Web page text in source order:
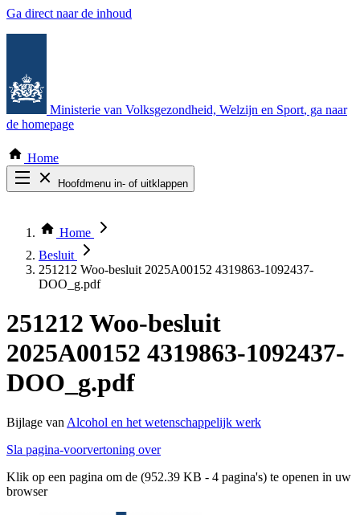
Ga direct naar de inhoud
Ministerie van Volksgezondheid, Welzijn en Sport, ga naar
de homepage
Home
Hoofdmenu in- of uitklappen
Thema COVID-19
Bekijk per bestuursorgaan
Home
Besluit
251212 Woo-besluit 2025A00152 4319863-1092437-
DOO_g.pdf
251212 Woo-besluit
2025A00152 4319863-1092437-
DOO_g.pdf
Bijlage van Alcohol en het wetenschappelijk werk
Sla pagina-voorvertoning over
Klik op een pagina om de (952.39 KB - 4 pagina's) te openen in uw
browser